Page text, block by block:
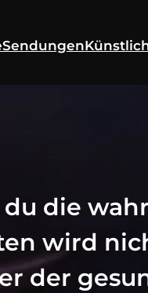
Sendungen
die
wird
der